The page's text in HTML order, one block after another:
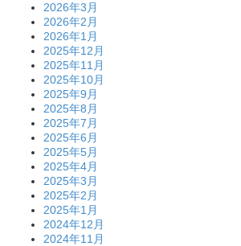
2026年3月
2026年2月
2026年1月
2025年12月
2025年11月
2025年10月
2025年9月
2025年8月
2025年7月
2025年6月
2025年5月
2025年4月
2025年3月
2025年2月
2025年1月
2024年12月
2024年11月